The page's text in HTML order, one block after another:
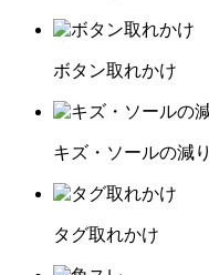
ボタン取れかけ
キズ・ソールの減り
タグ取れかけ